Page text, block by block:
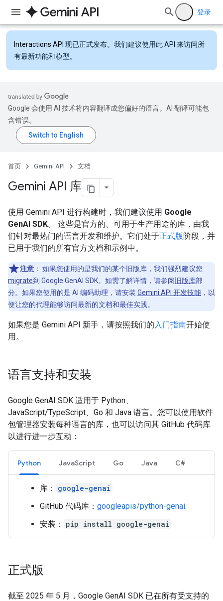
登录
Interactions API 现已正式发布。我们建议使用此 API 来访问所
有最新功能和模型。
Google 会使用 AI 技术将内容翻译成您偏好的语言。AI 翻译可能包
含错误。
首页 Gemini API 文档
Gemini API 库
使用 Gemini API 进行构建时，我们建议使用 Google
GenAI SDK。 这些是官方的、可用于生产用途的库，由我
们针对最热门的语言开发和维护。它们处于正式版阶段，并
已用于我们的所有官方文档和示例中。
注意 ： 如果您使用的是我们的某个旧版库，我们强烈建议您
migrate到 Google GenAI SDK。如需了解详情，请参阅 旧版库部
分。如果您使用的是 AI 编码助理，请安装 Gemini API 开发技能 ，以
便让您的代理能够访问最新的文档和最佳实践。
如果您是 Gemini API 新手，请按照我们的入门指南开始使
用。
语言支持和安装
Google GenAI SDK 适用于 Python、
JavaScript/TypeScript、Go 和 Java 语言。您可以使用软件
包管理器安装每种语言的库，也可以访问其 GitHub 代码库
以进行进一步互动：
Python JavaScript Go Java C#
库：
google-genai
GitHub 代码库： googleapis/python-genai
安装：
pip install google-genai
正式版
截至 2025 年 5 月，Google GenAI SDK 已在所有受支持的